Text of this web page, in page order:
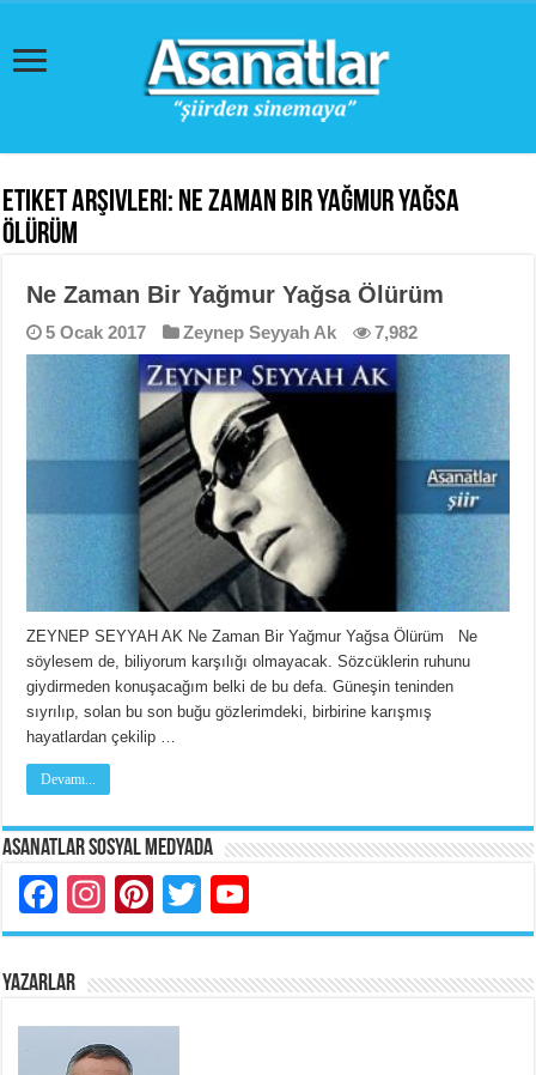
Etiket Arşivleri: Ne Zaman Bir Yağmur Yağsa
Ölürüm
Ne Zaman Bir Yağmur Yağsa Ölürüm
5 Ocak 2017 Zeynep Seyyah Ak 7,982
ZEYNEP SEYYAH AK Ne Zaman Bir Yağmur Yağsa Ölürüm Ne
söylesem de, biliyorum karşılığı olmayacak. Sözcüklerin ruhunu
giydirmeden konuşacağım belki de bu defa. Güneşin teninden
sıyrılıp, solan bu son buğu gözlerimdeki, birbirine karışmış
hayatlardan çekilip …
Devamı...
Asanatlar Sosyal Medyada
Facebook
Instagram
Pinterest
Twitter
YAZARLAR